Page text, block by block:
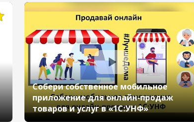
Собери собственное мобильное
приложение для онлайн-продаж
товаров и услуг в «1С:УНФ»